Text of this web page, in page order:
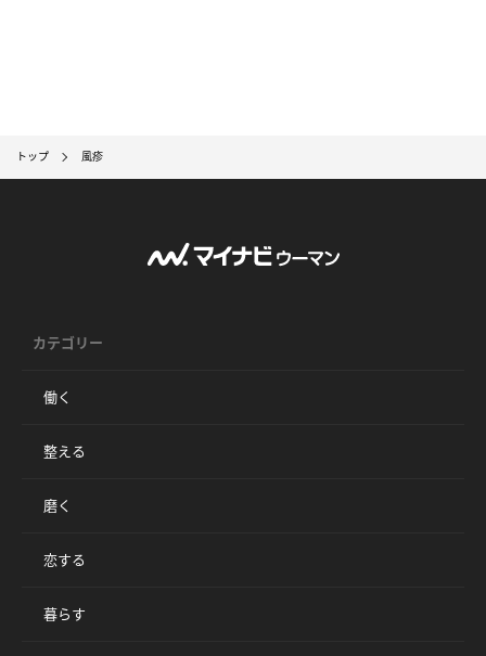
トップ 風疹
カテゴリー
働く
整える
磨く
恋する
暮らす